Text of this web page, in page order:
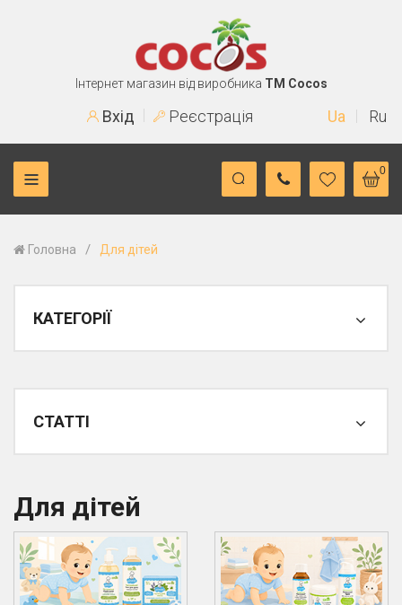
Інтернет магазин від виробника TM Cocos
Вхід Реєстрація Ua Ru
0
Головна / Для дітей
КАТЕГОРІЇ
СТАТТІ
Для дітей